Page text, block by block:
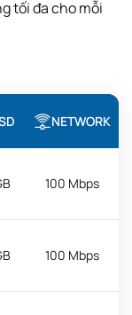
tối đa cho mỗi
NETWORK
100 Mbps
100 Mbps